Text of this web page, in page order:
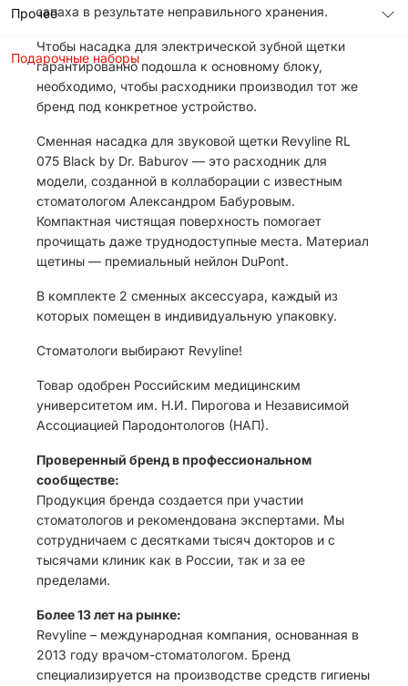
Прочее
Подарочные наборы
запаха в результате неправильного хранения.
Чтобы насадка для электрической зубной щетки
гарантированно подошла к основному блоку,
необходимо, чтобы расходники производил тот же
бренд под конкретное устройство.
Сменная насадка для звуковой щетки Revyline RL
075 Black by Dr. Baburov — это расходник для
модели, созданной в коллаборации с известным
стоматологом Александром Бабуровым.
Компактная чистящая поверхность помогает
прочищать даже труднодоступные места. Материал
щетины — премиальный нейлон DuPont.
В комплекте 2 сменных аксессуара, каждый из
которых помещен в индивидуальную упаковку.
Стоматологи выбирают Revyline!
Товар одобрен Российским медицинским
университетом им. Н.И. Пирогова и Независимой
Ассоциацией Пародонтологов (НАП).
Проверенный бренд в профессиональном
сообществе:
Продукция бренда создается при участии
стоматологов и рекомендована экспертами. Мы
сотрудничаем с десятками тысяч докторов и с
тысячами клиник как в России, так и за ее
пределами.
Более 13 лет на рынке:
Revyline – международная компания, основанная в
2013 году врачом-стоматологом. Бренд
специализируется на производстве средств гигиены